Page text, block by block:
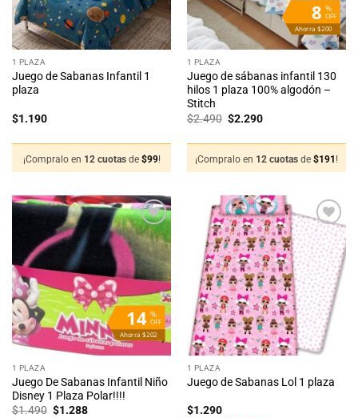
1 PLAZA
Juego de Sabanas Infantil 1
plaza
$1.190
¡Compralo en 12 cuotas de $99!
%
OFF
8
Ahorra $200
1 PLAZA
Juego de sábanas infantil 130
hilos 1 plaza 100% algodón –
Stitch
$2.490 El
precio
era:
$2.490.
$2.290El
es:
$2.290.
¡Compralo en 12 cuotas de $191 !
%
OFF
14
Ahorra $202
Añadir
a la
lista
de
deseos
1 PLAZA
Juego De Sabanas Infantil Niño
Disney 1 Plaza Polar!!!!
$1.490 El
$1.288El
Añadir
a la
lista
de
deseos
1 PLAZA
Juego de Sabanas Lol 1 plaza
$1.290